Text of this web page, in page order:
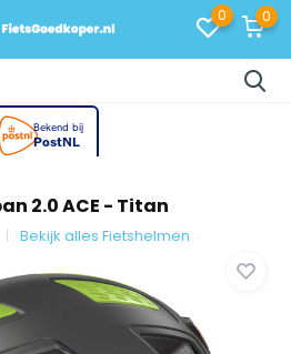
0 0
2.0 ACE - Titan
Bekijk alles Fietshelmen